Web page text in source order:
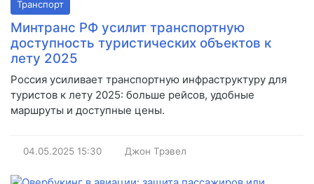
Транспорт
Минтранс РФ усилит транспортную
доступность туристических объектов к
лету 2025
Россия усиливает транспортную инфраструктуру для
туристов к лету 2025: больше рейсов, удобные
маршруты и доступные цены.
04.05.2025 15:30 Джон Трэвел